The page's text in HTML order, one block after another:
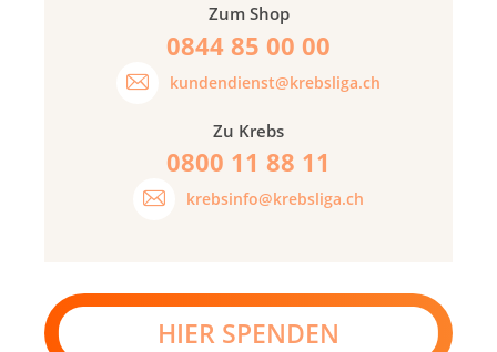
Zum Shop
0844 85 00 00
kundendienst@krebsliga.ch
Zu Krebs
0800 11 88 11
krebsinfo@krebsliga.ch
HIER SPENDEN